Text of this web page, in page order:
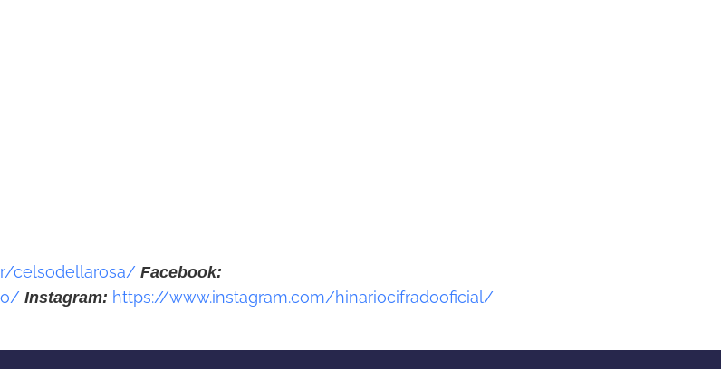
celsodellarosa/ Facebook:
Instagram: https://www.instagram.com/hinariocifradooficial/